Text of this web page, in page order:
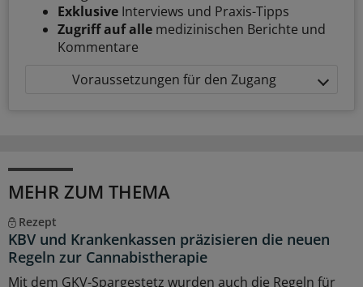
Exklusive Interviews und Praxis-Tipps
Zugriff auf alle medizinischen Berichte und
Kommentare
Voraussetzungen für den Zugang
MEHR ZUM THEMA
Rezept
KBV und Krankenkassen präzisieren die neuen
Regeln zur Cannabistherapie
Mit dem GKV-Spargestetz wurden auch die Regeln für